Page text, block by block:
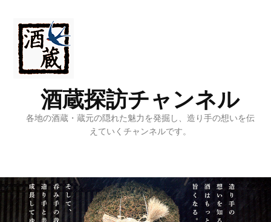
酒蔵探訪チャンネル
各地の酒蔵・蔵元の隠れた魅力を発掘し、造り手の想いを伝
えていくチャンネルです。